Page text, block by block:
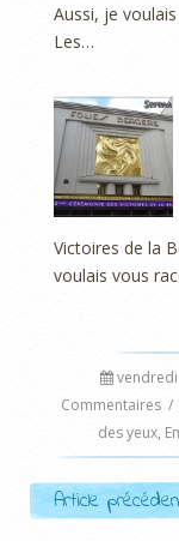
Aussi, je
Les…
Victoires de la
voulais vous
Commentaires /
des yeux,
Post
Article